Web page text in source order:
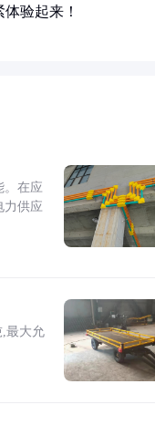
验起来！
。在应
力供应
,最大允